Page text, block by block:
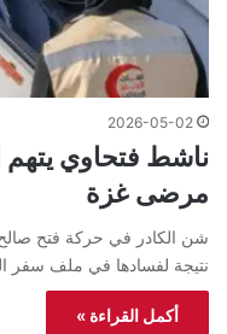
2026-05-02
ناشط فتحاوي يتهم
مرضى غزة
شن الكادر في حركة فتح صالح
نتيجة لفسادها في ملف
أكمل القراءة »